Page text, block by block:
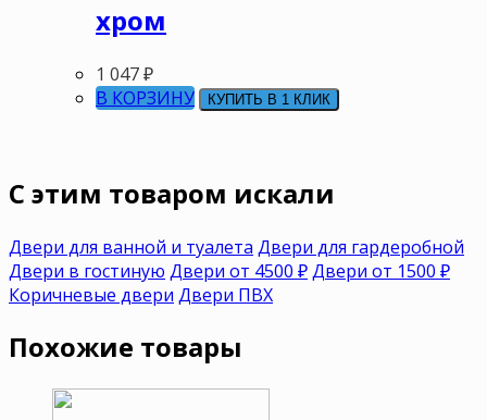
хром
1 047₽
В КОРЗИНУ
КУПИТЬ В 1 КЛИК
C этим товаром искали
Двери для ванной и туалета Двери для гардеробной
Двери в гостиную Двери от 4500 ₽Двери от 1500 ₽
Коричневые двери Двери ПВХ
Похожие товары